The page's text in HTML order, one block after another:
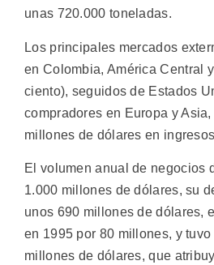
unas 720.000 toneladas.
Los principales mercados
en Colombia, América Central
ciento), seguidos de Estados
compradores en Europa y
millones de dólares en
El volumen anual de negocios
1.000 millones de dólares, su
unos 690 millones de dólares,
en 1995 por 80 millones, y
millones de dólares, que